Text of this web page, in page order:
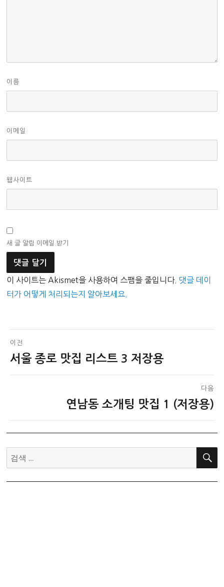
이름
이메일
웹사이트
새 글 알림 이메일 받기
이 사이트는 Akismet을 사용하여 스팸을 줄입니다. 댓글 데이
터가 어떻게 처리되는지 알아보세요.
글
탐
이전
이
서울 종로 맛집 리스트 3 저장용
다음
글:
연남동 소개팅 맛집 1 (저장용)
검
색:
검